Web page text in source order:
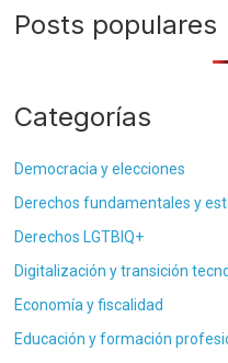
Posts populares
Categorías
Democracia y elecciones
Derechos fundamentales y
Derechos LGTBIQ+
Digitalización y transición
Economía y fiscalidad
Educación y formación